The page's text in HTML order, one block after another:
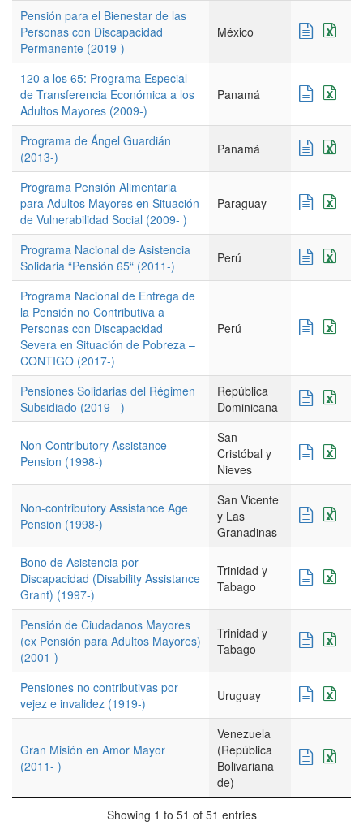
Pensión para el Bienestar de las
Personas con Discapacidad
Permanente (2019-)
México
120 a los 65: Programa Especial
de Transferencia Económica a los
Adultos Mayores (2009-)
Panamá
Programa de Ángel Guardián
(2013-)
Panamá
Programa Pensión Alimentaria
para Adultos Mayores en Situación
de Vulnerabilidad Social (2009- )
Paraguay
Programa Nacional de Asistencia
Solidaria “Pensión 65“ (2011-)
Perú
Programa Nacional de Entrega de
la Pensión no Contributiva a
Personas con Discapacidad
Severa en Situación de Pobreza –
CONTIGO (2017-)
Perú
Pensiones Solidarias del Régimen
Subsidiado (2019 - )
República
Dominicana
Non-Contributory Assistance
Pension (1998-)
San
Cristóbal y
Nieves
Non-contributory Assistance Age
Pension (1998-)
San Vicente
y Las
Granadinas
Bono de Asistencia por
Discapacidad (Disability Assistance
Grant) (1997-)
Trinidad y
Tabago
Pensión de Ciudadanos Mayores
(ex Pensión para Adultos Mayores)
(2001-)
Trinidad y
Tabago
Pensiones no contributivas por
vejez e invalidez (1919-)
Uruguay
Gran Misión en Amor Mayor
(2011- )
Venezuela
(República
Bolivariana
de)
Showing 1 to 51 of 51 entries